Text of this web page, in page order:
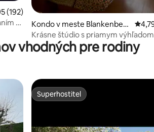
109
ohodnotenie 4,95 z 5, počet
(192)
+
Kondo v meste Blankenberg
e
Krásne štúdio s priamym
more a plážová chata
vhodných pre rodiny
Superhostiteľ
Superhostiteľ